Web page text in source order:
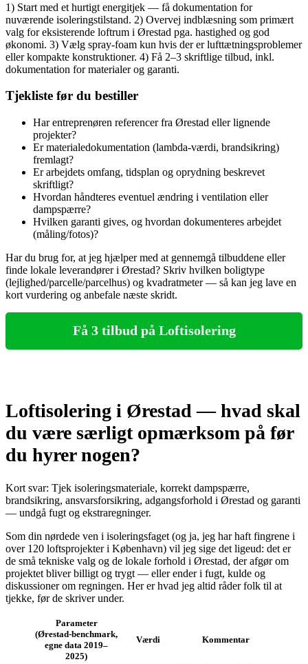
1) Start med et hurtigt energitjek — få dokumentation for
nuværende isoleringstilstand. 2) Overvej indblæsning som primært
valg for eksisterende loftrum i Ørestad pga. hastighed og god
økonomi. 3) Vælg spray‑foam kun hvis der er lufttætningsproblemer
eller kompakte konstruktioner. 4) Få 2–3 skriftlige tilbud, inkl.
dokumentation for materialer og garanti.
Tjekliste før du bestiller
Har entreprenøren referencer fra Ørestad eller lignende
projekter?
Er materialedokumentation (lambda‑værdi, brandsikring)
fremlagt?
Er arbejdets omfang, tidsplan og oprydning beskrevet
skriftligt?
Hvordan håndteres eventuel ændring i ventilation eller
dampspærre?
Hvilken garanti gives, og hvordan dokumenteres arbejdet
(måling/fotos)?
Har du brug for, at jeg hjælper med at gennemgå tilbuddene eller
finde lokale leverandører i Ørestad? Skriv hvilken boligtype
(lejlighed/parcelle/parcelhus) og kvadratmeter — så kan jeg lave en
kort vurdering og anbefale næste skridt.
Få 3 tilbud på Loftisolering
Loftisolering i Ørestad — hvad skal
du være særligt opmærksom på før
du hyrer nogen?
Kort svar: Tjek isoleringsmateriale, korrekt dampspærre,
brandsikring, ansvarsforsikring, adgangsforhold i Ørestad og garanti
— undgå fugt og ekstraregninger.
Som din nørdede ven i isoleringsfaget (og ja, jeg har haft fingrene i
over 120 loftsprojekter i København) vil jeg sige det ligeud: det er
de små tekniske valg og de lokale forhold i Ørestad, der afgør om
projektet bliver billigt og trygt — eller ender i fugt, kulde og
diskussioner om regningen. Her er hvad jeg altid råder folk til at
tjekke, før de skriver under.
Parameter
(Ørestad‑benchmark,
egne data 2019–
2025)
Værdi Kommentar